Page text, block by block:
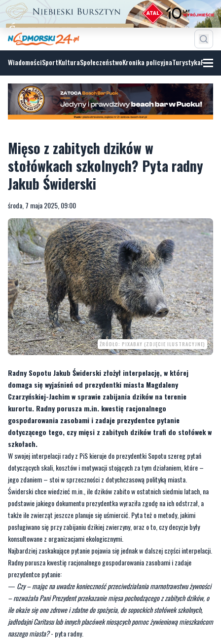
WiadomościSportKulturaSpołeczeństwoKronika policyjnaTurystyka
Mięso z zabitych dzików w
Jakub Świderski
środa, 7 maja 2025, 09:00
ŹRÓDŁO: PIXABAY (ZDJĘCIE ILUSTRACYJNE)
Radny Sopotu Jakub Świderski złożył interpelację, w której
domaga się wyjaśnień od prezydentki miasta Magdaleny
kurortu. Radny porusza m.in. kwestię racjonalnego
gospodarowania zasobami i zadaje prezydentce pytanie
dotyczącego tego, czy mięsi z zabitych dzików trafi do stołówek w
szkołach.
W swojej interpelacji rady z PiS kieruje do prezydentki Sopotu szereg pytań
dotyczących skali, kosztów i motywacji stojących za tym działaniem, które –
jego zdaniem – stoi w sprzeczności z dotychczasową polityką miasta.
Świderski chce wiedzieć m.in., ile dzików zabito w ostatnich siedmiu latach, na
podstawie jakiego dokumentu prezydentka wyraziła zgodę na ich odstrzał, a
także ile zwierząt jeszcze planuje się uśmiercić. Pyta też o metody, jakimi
posługiwano się przy zabijaniu dzikiej zwierzyny, oraz o to, czy decyzje były
konsultowane z organizacjami ekologicznymi.
Najbardziej zaskakujące pytanie pojawia się jednak w dalszej części interpelacji.
Radny porusza kwestię racjonalnego gospodarowania zasobami i zadaje
prezydentce pytanie:
—Czy – mając na uwadze konieczność przeciwdziałania marnotrawstwu żywności
– rozważała Pani Prezydent przekazanie mięsa pochodzącego z zabitych dzików, o
ile okaże się ono zdrowe i zdatne do spożycia, do sopockich stołówek szkolnych,
jadłodajni Caritasu lub innych placówek niosących pomoc żywieniową mieszkańcom
naszego miasta?- pyta radny.
[ankieta]212[/ankieta]
Radny przypomina również, że w 2019 roku ówczesny prezydent Jacek Karnowski
jednoznacznie sprzeciwiał się zabijaniu dzików na terenie miasta, opowiadając